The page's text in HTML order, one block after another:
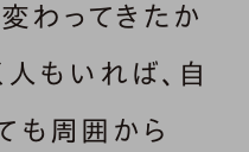
わってきたか
もいれば、自
も周囲から